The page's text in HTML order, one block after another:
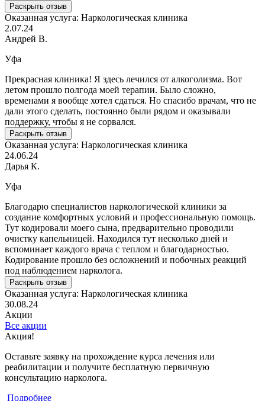
Раскрыть отзыв
Оказанная услуга: Наркологическая клиника
2.07.24
Андрей В.
Уфа
Прекрасная клиника! Я здесь лечился от алкоголизма. Вот
летом прошло полгода моей терапии. Было сложно,
временами я вообще хотел сдаться. Но спасибо врачам, что не
дали этого сделать, постоянно были рядом и оказывали
поддержку, чтобы я не сорвался.
Раскрыть отзыв
Оказанная услуга: Наркологическая клиника
24.06.24
Дарья К.
Уфа
Благодарю специалистов наркологической клиники за
создание комфортных условий и профессиональную помощь.
Тут кодировали моего сына, предварительно проводили
очистку капельницей. Находился тут несколько дней и
вспоминает каждого врача с теплом и благодарностью.
Кодирование прошло без осложнений и побочных реакций
под наблюдением нарколога.
Раскрыть отзыв
Оказанная услуга: Наркологическая клиника
30.08.24
Акции
Все акции
Акция!
Оставьте заявку на прохождение курса лечения или
реабилитации и получите бесплатную первичную
консультацию нарколога.
Подробнее